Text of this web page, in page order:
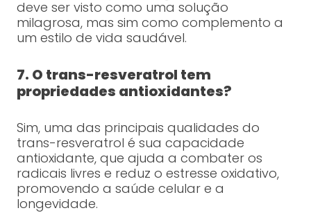
deve ser visto como uma solução
milagrosa, mas sim como complemento a
um estilo de vida saudável.
7. O trans-resveratrol tem
propriedades antioxidantes?
Sim, uma das principais qualidades do
trans-resveratrol é sua capacidade
antioxidante, que ajuda a combater os
radicais livres e reduz o estresse oxidativo,
promovendo a saúde celular e a
longevidade.